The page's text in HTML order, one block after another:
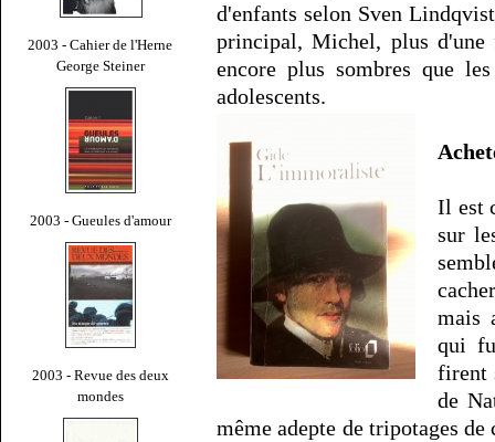
2003 - Cahier de l'Herne
George Steiner
2003 - Gueules d'amour
2003 - Revue des deux
mondes
d'enfants selon Sven
principal, Michel, plus d'une
encore plus sombres que
adolescents.
Il est
sur
mais
qui
firent
de
même adepte de tripotages